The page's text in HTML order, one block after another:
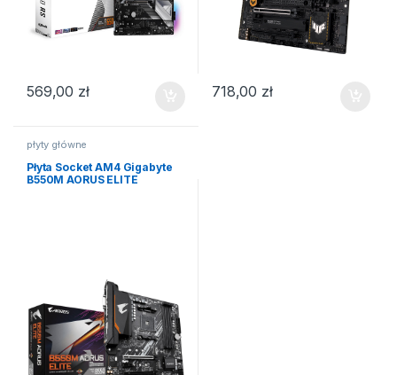
569,00 zł 718,00 zł
płyty główne
Płyta Socket AM4 Gigabyte
B550M AORUS ELITE